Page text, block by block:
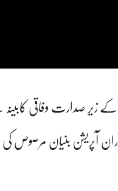
زیرِ صدارت وفاقی
آپریشن بنیان مرصوص کی